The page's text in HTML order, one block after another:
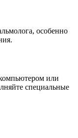
особенно
или
специальные